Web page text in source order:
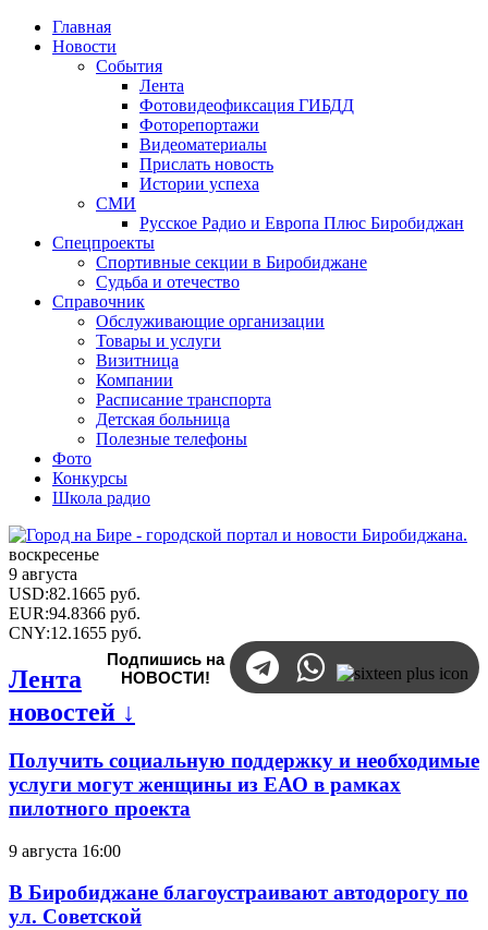
Главная
Новости
События
Лента
Фотовидеофиксация ГИБДД
Фоторепортажи
Видеоматериалы
Прислать новость
Истории успеха
СМИ
Русское Радио и Европа Плюс Биробиджан
Спецпроекты
Спортивные секции в Биробиджане
Судьба и отечество
Справочник
Обслуживающие организации
Товары и услуги
Визитница
Компании
Расписание транспорта
Детская больница
Полезные телефоны
Фото
Конкурсы
Школа радио
воскресенье
9 августа
USD:82.1665 руб.
EUR:94.8366 руб.
CNY:12.1655 руб.
Подпишись на
НОВОСТИ!
Лента
новостей ↓
Получить социальную поддержку и необходимые
услуги могут женщины из ЕАО в рамках
пилотного проекта
9 августа 16:00
В Биробиджане благоустраивают автодорогу по
ул. Советской